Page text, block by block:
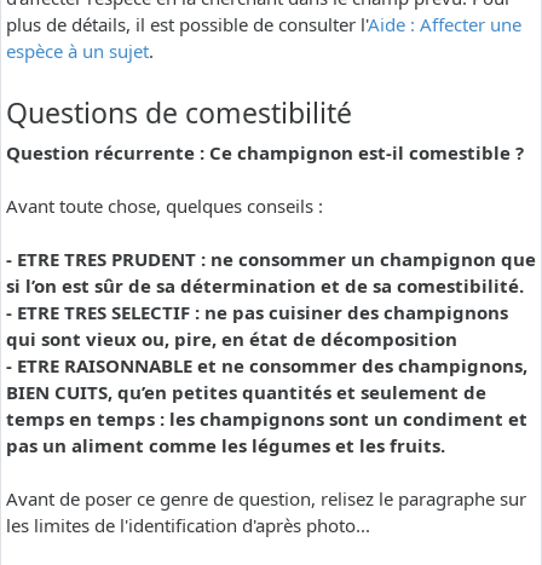
plus de détails, il est possible de consulter l'Aide : Affecter une
espèce à un sujet.
Questions de comestibilité
Question récurrente : Ce champignon est-il comestible ?
Avant toute chose, quelques conseils :
- ETRE TRES PRUDENT : ne consommer un champignon que
si l’on est sûr de sa détermination et de sa comestibilité.
- ETRE TRES SELECTIF : ne pas cuisiner des champignons
qui sont vieux ou, pire, en état de décomposition
- ETRE RAISONNABLE et ne consommer des champignons,
BIEN CUITS, qu’en petites quantités et seulement de
temps en temps : les champignons sont un condiment et
pas un aliment comme les légumes et les fruits.
Avant de poser ce genre de question, relisez le paragraphe sur
les limites de l'identification d'après photo...